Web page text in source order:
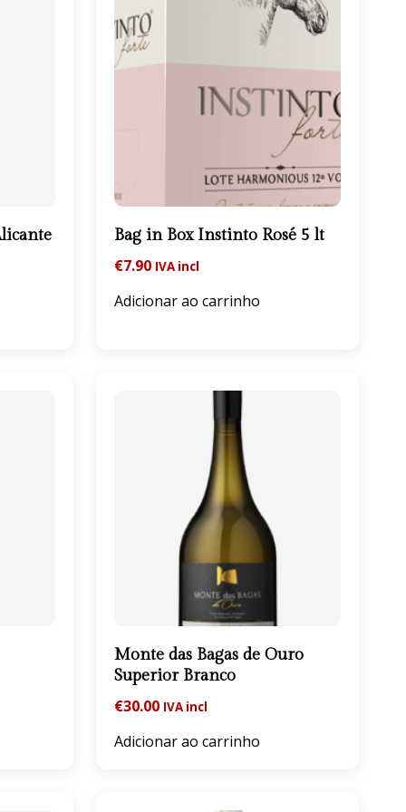
Bag in Box Instinto Rosé 5 lt
€7.90 IVA incl
Adicionar ao carrinho
Monte das Bagas de Ouro
Superior Branco
€30.00 IVA incl
Adicionar ao carrinho